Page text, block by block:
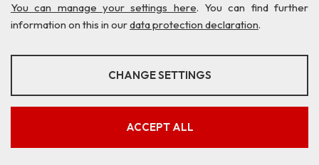
You can manage your settings here. You can find further
information on this in ourdata protection declaration.
ANALYSES
CHANGE SETTINGS
ACCEPT ALL